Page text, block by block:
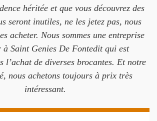
héritée et que vous découvrez des
seront inutiles, ne les jetez pas, nous
acheter. Nous sommes une entreprise
à Saint Genies De Fontedit qui est
l’achat de diverses brocantes. Et notre
nous achetons toujours à prix très
intéressant.